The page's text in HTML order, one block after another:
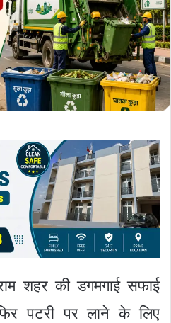
शहर की डगमगाई सफाई
पटरी पर लाने के लिए